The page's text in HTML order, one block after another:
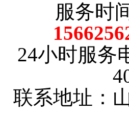
服务时
24小时服务
联系地址：